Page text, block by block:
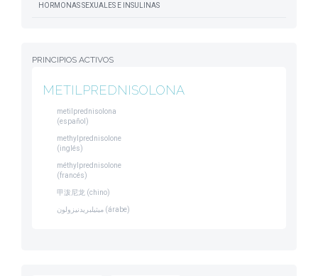
HORMONAS SEXUALES E INSULINAS
PRINCIPIOS ACTIVOS
METILPREDNISOLONA
metilprednisolona
(español)
methylprednisolone
(inglés)
méthylprednisolone
(francés)
甲泼尼龙 (chino)
ميثيلبريدنيزولون (árabe)